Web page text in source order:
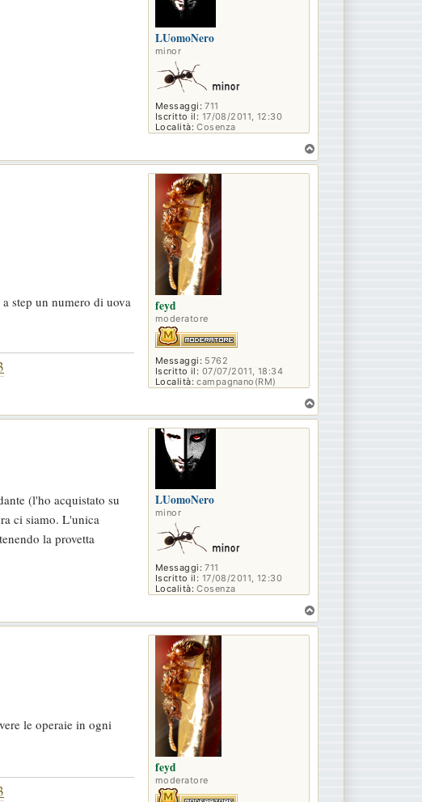
LUomoNero
minor
Messaggi: 711
Iscritto il: 17/08/2011, 12:30
Località: Cosenza
o
feyd
moderatore
Messaggi: 5762
Iscritto il: 07/07/2011, 18:34
Località: campagnano(RM)
step un numero di uova
o
LUomoNero
minor
Messaggi: 711
Iscritto il: 17/08/2011, 12:30
Località: Cosenza
(l'ho acquistato su
ci siamo. L'unica
la provetta
o
feyd
moderatore
le operaie in ogni